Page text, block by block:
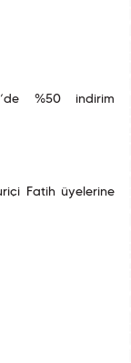
%50 indirim
Fatih üyelerine